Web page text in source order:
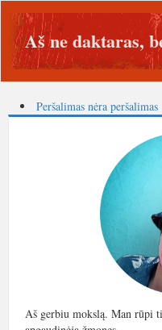
Aš ne daktaras,
Peršalimas nėra peršalimas
Aš gerbiu mokslą. Man rūpi